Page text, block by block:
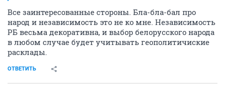
Все заинтересованные стороны. Бла-бла-бал про
народ и независимость это не ко мне. Независимость
РБ весьма декоративна, и выбор белорусского народа
в любом случае будет учитывать геополитичиские
расклады.
ОТВЕТИТЬ